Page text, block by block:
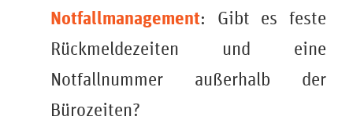
Notfallmanagement: Gibt es feste
Rückmeldezeiten und eine
Notfallnummer außerhalb der
Bürozeiten?